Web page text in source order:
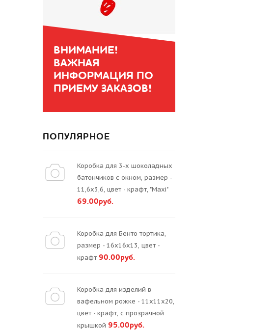
ВНИМАНИЕ!
ВАЖНАЯ
ИНФОРМАЦИЯ ПО
ПРИЕМУ ЗАКАЗОВ!
ПОПУЛЯРНОЕ
Коробка для 3-х шоколадных
батончиков с окном, размер -
11,6х3,6, цвет - крафт, "Maxi"
69.00руб.
Коробка для Бенто тортика,
размер - 16х16х13, цвет -
крафт 90.00руб.
Коробка для изделий в
вафельном рожке - 11х11х20,
цвет - крафт, с прозрачной
крышкой 95.00руб.